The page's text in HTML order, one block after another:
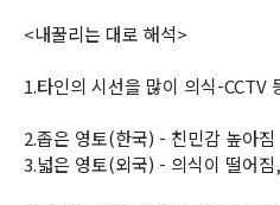
<내꿀리는 대로 해석>
1.타인의 시선을 많이 의식-CCTV
2.좁은 영토(한국) - 친민감 높아짐
3.넓은 영토(외국) - 의식이 떨어